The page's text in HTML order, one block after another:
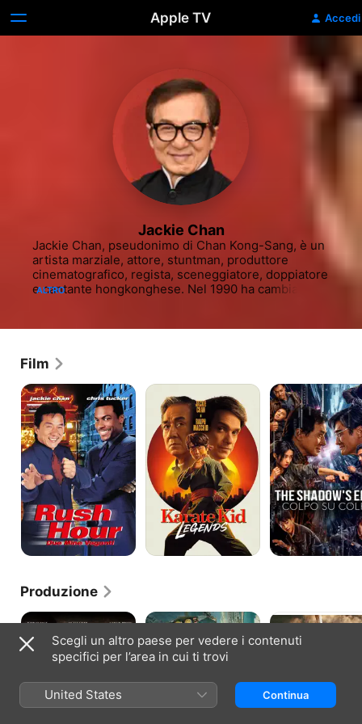
Apple TV Accedi
Jackie Chan
Jackie Chan, pseudonimo di Chan Kong-Sang, è un
artista marziale, attore, stuntman, produttore
cinematografico, regista, sceneggiatore, doppiatore
e cantante hongkonghese. Nel 1990 ha cambiato
mentre in Cina è conosciuto principalmente con il
ALTRO
Film
Rush
Hour
-
Due
Mine
Vaganti
Karate
Kid:
Legends
The
Shadow's
Edge:
Colpo
su
colpo
Produzione
Dragon
-
degli
imperi
Bleeding
Eroe
di
The
Scegli un altro paese per vedere i contenuti
specifici per l’area in cui ti trovi
United States Continua